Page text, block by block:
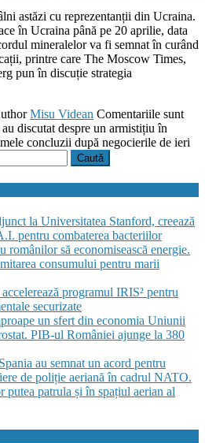
astăzi cu reprezentanții din Ucraina.
în Ucraina până pe 20 aprilie, data
mineralelor va fi semnat în curând
printre care The Moscow Times,
pun în discuție strategia
Misu Videan Comentariile sunt
discutat despre un armistițiu în
concluzii după negocierile de ieri
la Universitatea Stanford, creează
pentru combaterea bacteriilor
românilor să economisească energie.
consumului pentru marii
programul IRIS² pentru
securizate
un sfert din economia Uniunii
PIB-ul României ajunge la 380
au semnat un acord pentru
de poliție aeriană în cadrul NATO.
putea patrula și în spațiul aerian al